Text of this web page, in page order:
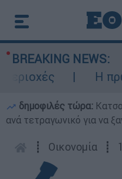
BREAKING NEWS:
Η πρώτη
δημοφιλές τώρα:
ανά τετραγωνικό για να
┋ Οικονομία ┋